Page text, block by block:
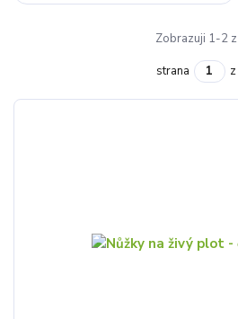
Zobrazuji 1-2
strana